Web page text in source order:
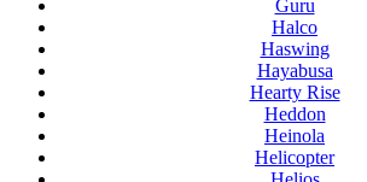
Guru
Halco
Haswing
Hayabusa
Hearty Rise
Heddon
Heinola
Helicopter